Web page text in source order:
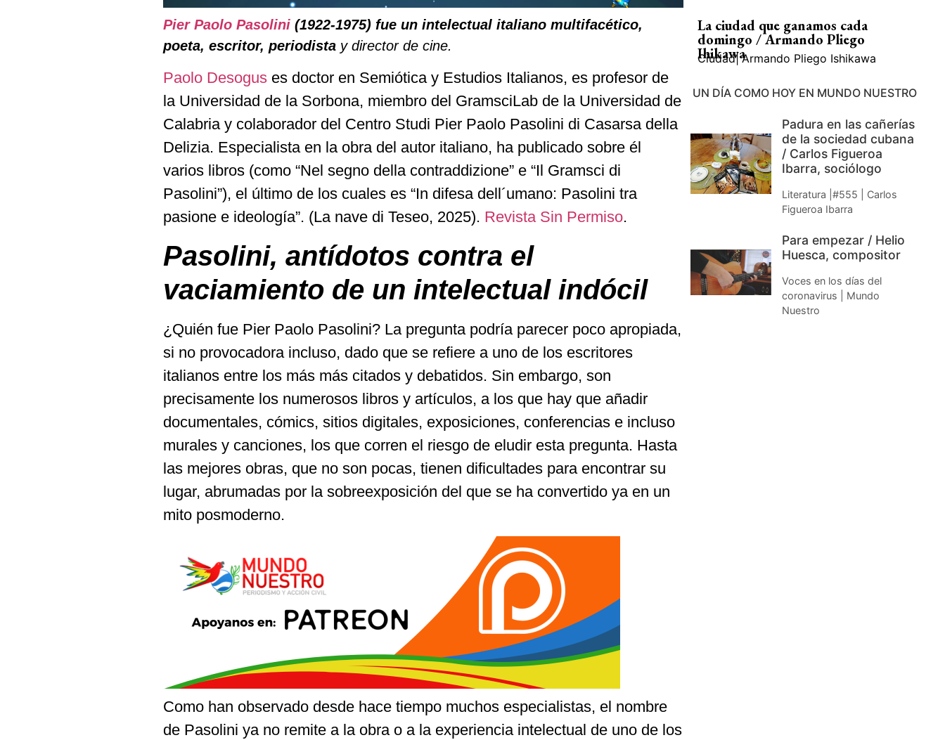
Pier Paolo Pasolini (1922-1975) fue un intelectual italiano multifacético,
poeta, escritor, periodista y director de cine.
Paolo Desogus es doctor en Semiótica y Estudios Italianos, es profesor de
la Universidad de la Sorbona, miembro del GramsciLab de la Universidad de
Calabria y colaborador del Centro Studi Pier Paolo Pasolini di Casarsa della
Delizia. Especialista en la obra del autor italiano, ha publicado sobre él
varios libros (como “Nel segno della contraddizione” e “Il Gramsci di
Pasolini”), el último de los cuales es “In difesa dell´umano: Pasolini tra
pasione e ideología”. (La nave di Teseo, 2025). Revista Sin Permiso.
Pasolini, antídotos contra el
vaciamiento de un intelectual indócil
¿Quién fue Pier Paolo Pasolini? La pregunta podría parecer poco apropiada,
si no provocadora incluso, dado que se refiere a uno de los escritores
italianos entre los más más citados y debatidos. Sin embargo, son
precisamente los numerosos libros y artículos, a los que hay que añadir
documentales, cómics, sitios digitales, exposiciones, conferencias e incluso
murales y canciones, los que corren el riesgo de eludir esta pregunta. Hasta
las mejores obras, que no son pocas, tienen dificultades para encontrar su
lugar, abrumadas por la sobreexposición del que se ha convertido ya en un
mito posmoderno.
Como han observado desde hace tiempo muchos especialistas, el nombre
de Pasolini ya no remite a la obra o a la experiencia intelectual de uno de los
La ciudad que ganamos cada
domingo / Armando Pliego
Ihikawa
Ciudad| Armando Pliego Ishikawa
UN DÍA COMO HOY EN MUNDO NUESTRO
Padura en las cañerías
de la sociedad cubana
/ Carlos Figueroa
Ibarra, sociólogo
Literatura |#555 | Carlos
Figueroa Ibarra
Para empezar / Helio
Huesca, compositor
Voces en los días del
coronavirus | Mundo
Nuestro